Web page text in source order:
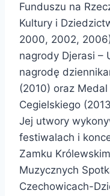
Funduszu na
Kultury i
2000, 2002,
nagrody Djerasi –
nagrodę
(2010) oraz
Cegielskiego
Jej utwory
festiwalach i
Zamku
Muzycznych
Czechowicach-